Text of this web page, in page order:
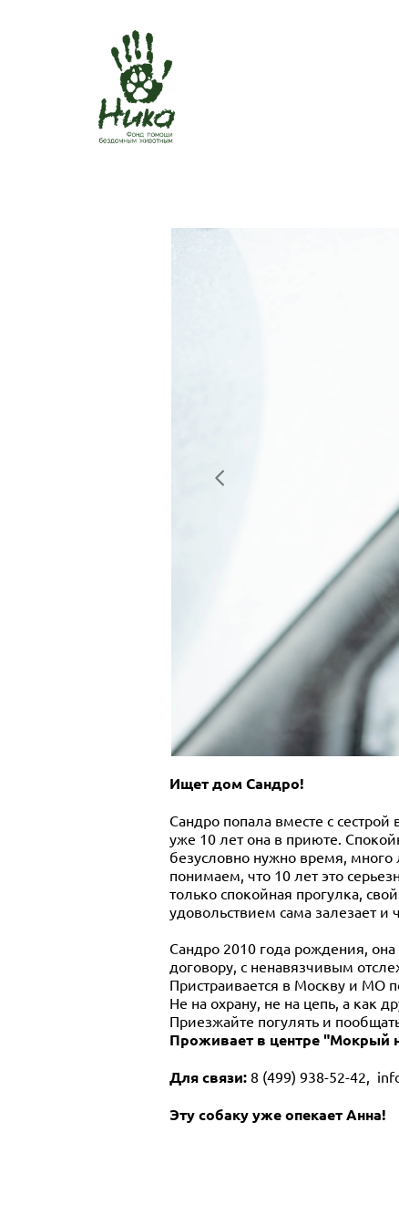
Ищет дом Сандро!
Сандро попала вместе с
уже 10 лет она в приюте.
безусловно нужно время, много
понимаем, что 10 лет это
только спокойная прогулка,
удовольствием сама залезает и
Сандро 2010 года рождения, она
договору, с ненавязчивым
Пристраивается в Москву и МО
Не на охрану, не на цепь, а как
Приезжайте погулять и
Проживает в центре "Мокрый
Для связи: 8 (499) 938-52-42,
Эту собаку уже опекает Анна!